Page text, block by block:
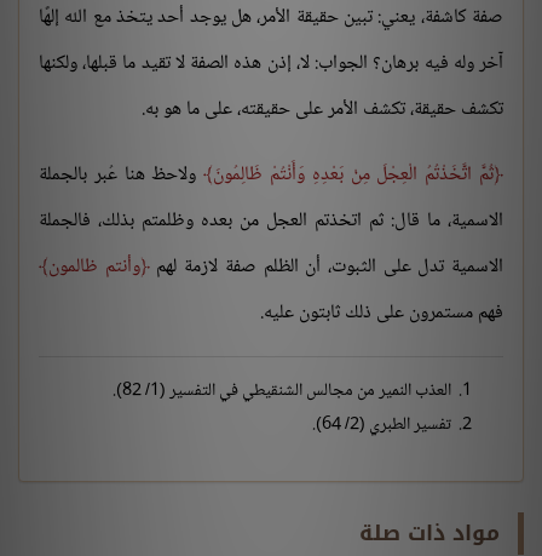
صفة كاشفة، يعني: تبين حقيقة الأمر، هل يوجد أحد يتخذ مع الله إلهًا
آخر وله فيه برهان؟ الجواب: لا، إذن هذه الصفة لا تقيد ما قبلها، ولكنها
تكشف حقيقة، تكشف الأمر على حقيقته، على ما هو به.
ثُمَّ اتَّخَذْتُمُ الْعِجْلَ مِنْ بَعْدِهِ وَأَنْتُمْ ظَالِمُونَ ولاحظ هنا عُبر بالجملة
الاسمية، ما قال: ثم اتخذتم العجل من بعده وظلمتم بذلك، فالجملة
الاسمية تدل على الثبوت، أن الظلم صفة لازمة لهم وأنتم ظالمون
فهم مستمرون على ذلك ثابتون عليه.
العذب النمير من مجالس الشنقيطي في التفسير (1/ 82).
تفسير الطبري (2/ 64).
مواد ذات صلة